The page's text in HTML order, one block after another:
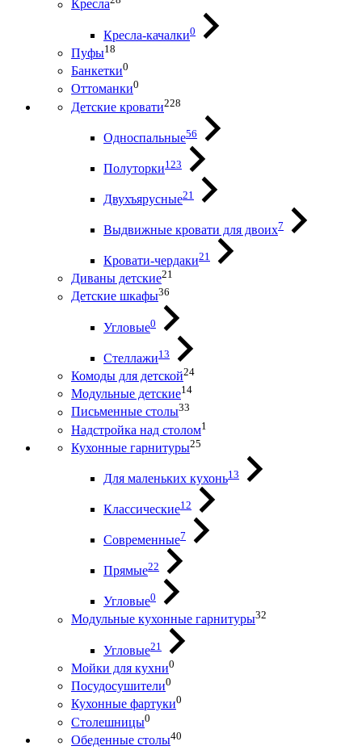
Кресла
Кресла-качалки0
Пуфы18
Банкетки0
Оттоманки0
Детские кровати228
Односпальные56
Полуторки123
Двухъярусные21
Выдвижные кровати для двоих7
Кровати-чердаки21
Диваны детские21
Детские шкафы36
Угловые0
Стеллажи13
Комоды для детской24
Модульные детские14
Письменные столы33
Надстройка над столом1
Кухонные гарнитуры25
Для маленьких кухонь13
Классические12
Современные7
Прямые22
Угловые0
Модульные кухонные гарнитуры32
Угловые21
Мойки для кухни0
Посудосушители0
Кухонные фартуки0
Столешницы0
Обеденные столы40